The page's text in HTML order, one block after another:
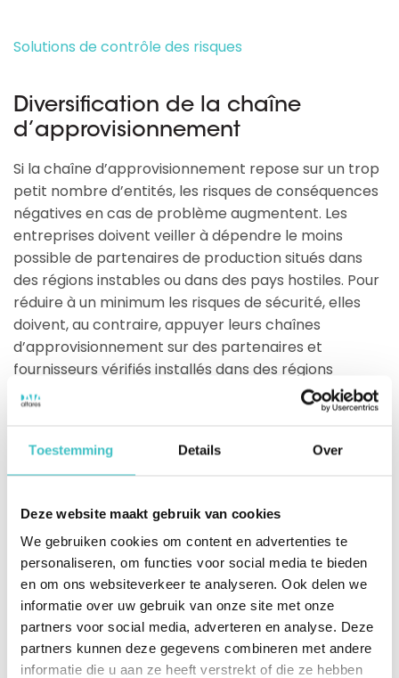
Toestemming Details Over
Deze website maakt gebruik van cookies
We gebruiken cookies om content en advertenties te
personaliseren, om functies voor social media te bieden
en om ons websiteverkeer te analyseren. Ook delen we
informatie over uw gebruik van onze site met onze
partners voor social media, adverteren en analyse. Deze
partners kunnen deze gegevens combineren met andere
informatie die u aan ze heeft verstrekt of die ze hebben
Solutions de contrôle des risques
Diversification de la chaîne
d’approvisionnement
Si la chaîne d’approvisionnement repose sur un trop
petit nombre d’entités, les risques de conséquences
négatives en cas de problème augmentent. Les
entreprises doivent veiller à dépendre le moins
possible de partenaires de production situés dans
des régions instables ou dans des pays hostiles. Pour
réduire à un minimum les risques de sécurité, elles
doivent, au contraire, appuyer leurs chaînes
d’approvisionnement sur des partenaires et
fournisseurs vérifiés installés dans des régions
stables du monde. Les bons outils, qui se fondent sur
des données internes et des analyses avancées,
entreprises (propriété effective de l’entreprise
partenaire, influence étrangère, relations
à prendre des décisions éclairées.
La préparation est la clé
Certes, il n’est donné à personne de prédire l’avenir,
mais nous sommes en mesure de dire que les
menaces planant sur l’intégrité des chaînes